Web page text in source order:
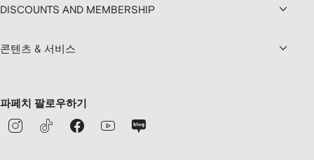
DISCOUNTS AND MEMBERSHIP
콘텐츠 & 서비스
파페치 팔로우하기